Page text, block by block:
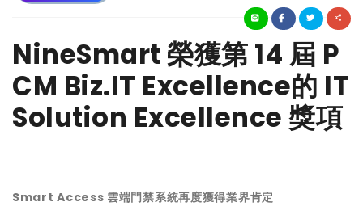
NineSmart 榮獲第 14 屆 P
CM Biz.IT Excellence的 IT
Solution Excellence 獎項
Smart Access 雲端門禁系統再度獲得業界肯定